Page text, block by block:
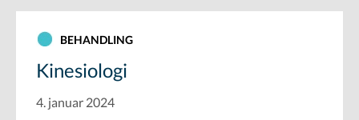
BEHANDLING
Kinesiologi
4. januar 2024